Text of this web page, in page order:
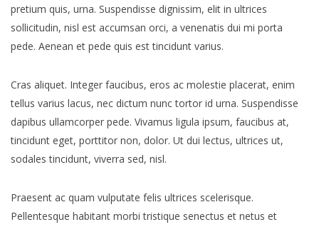
pretium quis, urna. Suspendisse dignissim, elit in ultrices
sollicitudin, nisl est accumsan orci, a venenatis dui mi porta
pede. Aenean et pede quis est tincidunt varius.
Cras aliquet. Integer faucibus, eros ac molestie placerat, enim
tellus varius lacus, nec dictum nunc tortor id urna. Suspendisse
dapibus ullamcorper pede. Vivamus ligula ipsum, faucibus at,
tincidunt eget, porttitor non, dolor. Ut dui lectus, ultrices ut,
sodales tincidunt, viverra sed, nisl.
Praesent ac quam vulputate felis ultrices scelerisque.
Pellentesque habitant morbi tristique senectus et netus et